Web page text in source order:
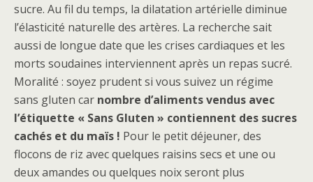
sucre. Au fil du temps, la dilatation artérielle diminue
l’élasticité naturelle des artères. La recherche sait
aussi de longue date que les crises cardiaques et les
morts soudaines interviennent après un repas sucré.
Moralité : soyez prudent si vous suivez un régime
sans gluten car nombre d’aliments vendus avec
l’étiquette « Sans Gluten » contiennent des sucres
cachés et du maïs ! Pour le petit déjeuner, des
flocons de riz avec quelques raisins secs et une ou
deux amandes ou quelques noix seront plus